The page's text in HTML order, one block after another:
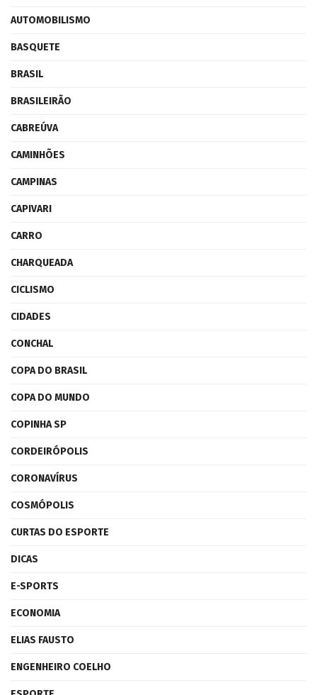
AUTOMOBILISMO
BASQUETE
BRASIL
BRASILEIRÃO
CABREÚVA
CAMINHÕES
CAMPINAS
CAPIVARI
CARRO
CHARQUEADA
CICLISMO
CIDADES
CONCHAL
COPA DO BRASIL
COPA DO MUNDO
COPINHA SP
CORDEIRÓPOLIS
CORONAVÍRUS
COSMÓPOLIS
CURTAS DO ESPORTE
DICAS
E-SPORTS
ECONOMIA
ELIAS FAUSTO
ENGENHEIRO COELHO